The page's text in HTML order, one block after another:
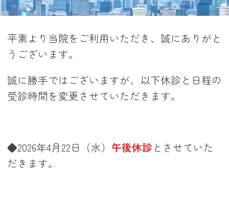
平素より当院をご利用いただき、誠にありがと
うございます。
誠に勝手ではございますが、以下休診と日程の
受診時間を変更させていただきます。
◆2026年4月22日（水） 午後休診 とさせていた
だきます。